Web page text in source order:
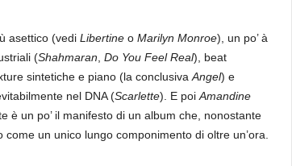
asettico (vedi Libertineo Marilyn Monroe), un po’ à
(Shahmaran Do You Feel Real), beat
sintetiche e piano (la conclusiva Angel) e
nel DNA (Scarlette). E poi Amandine
è un po’ il manifesto di un album che, nonostante
un unico lungo componimento di oltre un’ora.